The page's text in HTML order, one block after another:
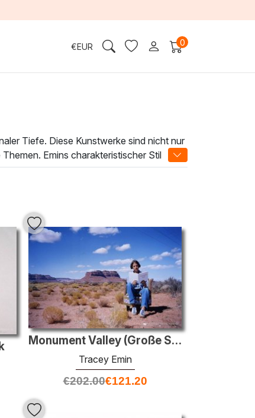
€EUR 0
Tiefe. Diese Kunstwerke sind nicht nur
Emins charakteristischer Stil
die den Raum des Betrachters nachhaltig
ermöglichen, sowohl Textur als auch
Welt der Empfindsamein. Fügen Sie
nur ansprechend ist, sondern auch zum
und Sensibilität ihrer Kunstwerke
Monument Valley (Große Scale)
Tracey Emin
€202.00€121.20